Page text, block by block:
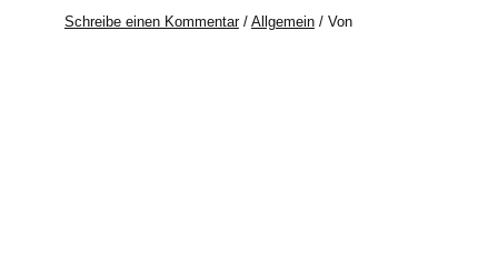
Schreibe einen Kommentar / Allgemein/ Von